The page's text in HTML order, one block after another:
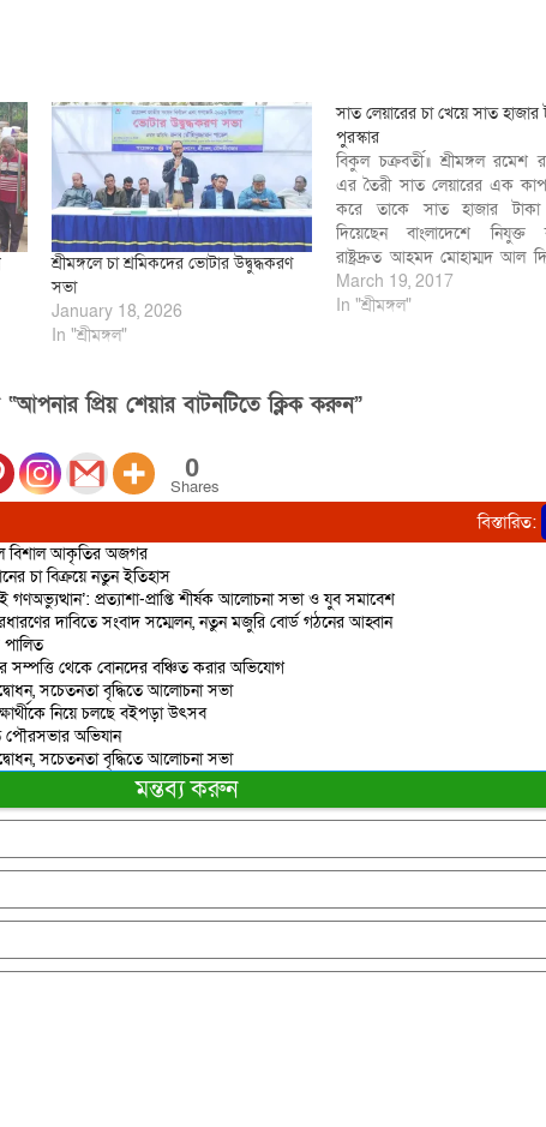
শ্রীমঙ্গলে চা শ্রমিকদের ভোটার উদ্বুদ্ধকরণ
সভা
January 18, 2026
In "শ্রীমঙ্গল"
সাত লেয়ারের চা খেয়ে সাত হাজার
পুরস্কার
বিকুল চক্রবর্তী॥ শ্রীমঙ্গল রমেশ
এর তৈরী সাত লেয়ারের এক
করে তাকে সাত হাজার টাকা
দিয়েছেন বাংলাদেশে নিযুক্ত
রাষ্ট্রদ্রুত আহমদ মোহাম্মদ আল
১৮ মার্চ শনিবার বিকেলে
শ্রীমঙ্গলে বেড়াতে আসলে
March 19, 2017
In "শ্রীমঙ্গল"
প্রিয় শেয়ার বাটনটিতে ক্লিক করুন”
0
Shares
বিস্তারিত:
বিশাল আকৃতির অজগর
চা বিক্রয়ে নতুন ইতিহাস
গণঅভ্যুত্থান’: প্রত্যাশা-প্রাপ্তি শীর্ষক আলোচনা সভা ও যুব সমাবেশ
দাবিতে সংবাদ সম্মেলন, নতুন মজুরি বোর্ড গঠনের আহ্বান
পালিত
সম্পত্তি থেকে বোনদের বঞ্চিত করার অভিযোগ
সচেতনতা বৃদ্ধিতে আলোচনা সভা
নিয়ে চলছে বইপড়া উৎসব
পৌরসভার অভিযান
সচেতনতা বৃদ্ধিতে আলোচনা সভা
মন্তব্য করুন